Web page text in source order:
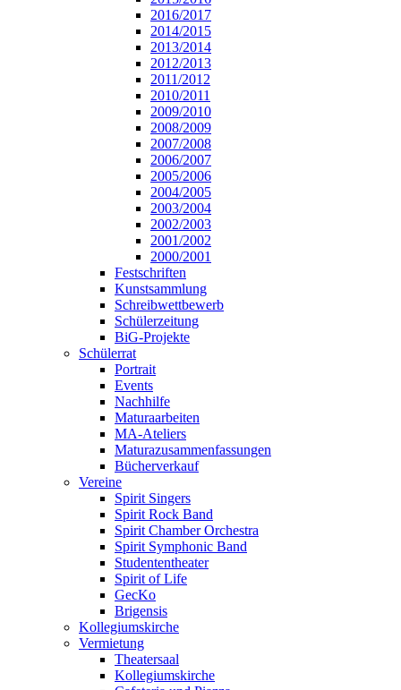
2016/2017
2014/2015
2013/2014
2012/2013
2011/2012
2010/2011
2009/2010
2008/2009
2007/2008
2006/2007
2005/2006
2004/2005
2003/2004
2002/2003
2001/2002
2000/2001
Festschriften
Kunstsammlung
Schreibwettbewerb
Schülerzeitung
BiG-Projekte
Schülerrat
Portrait
Events
Nachhilfe
Maturaarbeiten
MA-Ateliers
Maturazusammenfassungen
Bücherverkauf
Vereine
Spirit Singers
Spirit Rock Band
Spirit Chamber Orchestra
Spirit Symphonic Band
Studententheater
Spirit of Life
GecKo
Brigensis
Kollegiumskirche
Vermietung
Theatersaal
Kollegiumskirche